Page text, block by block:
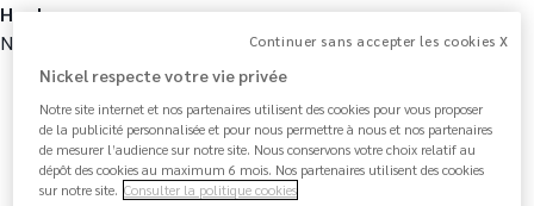
Hook
Nickel étend sa palette de services.Continuer sans accepter les cookies X
Nickel respecte votre vie privée
Notre site internet et nos partenaires utilisent des cookies pour vous proposer
de la publicité personnalisée et pour nous permettre à nous et nos partenaires
de mesurer l’audience sur notre site. Nous conservons votre choix relatif au
dépôt des cookies au maximum 6 mois. Nos partenaires utilisent des cookies
sur notre site. Consulter la politique cookies